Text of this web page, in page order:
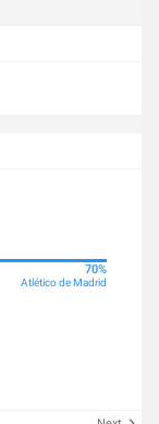
70%
Atlético de Madrid